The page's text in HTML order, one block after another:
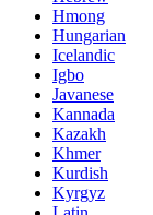
Hmong
Hungarian
Icelandic
Igbo
Javanese
Kannada
Kazakh
Khmer
Kurdish
Kyrgyz